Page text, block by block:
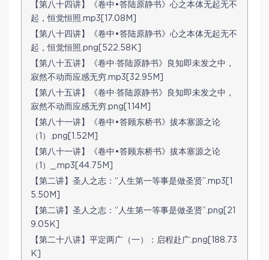
【第八十四讲】《卷中•答陆原静书》心之本体无起无不
起，恒觉恒照.mp3[17.08M]
【第八十四讲】《卷中•答陆原静书》心之本体无起无不
起，恒觉恒照.png[522.58K]
【第八十五讲】《卷中·答陆原静书》良知即未发之中，
寂然不动而应感无穷.mp3[32.95M]
【第八十五讲】《卷中·答陆原静书》良知即未发之中，
寂然不动而应感无穷.png[1.14M]
【第八十一讲】《卷中•答顾东桥书》拔本塞源之论
（1）.png[1.52M]
【第八十一讲】《卷中•答顾东桥书》拔本塞源之论
（1）_.mp3[44.75M]
【第二讲】圣人之志：“人生第一等事是做圣贤”.mp3[1
5.50M]
【第二讲】圣人之志：“人生第一等事是做圣贤”.png[21
9.05K]
【第二十八讲】平定两广（一）：启程赴广.png[188.73
K]